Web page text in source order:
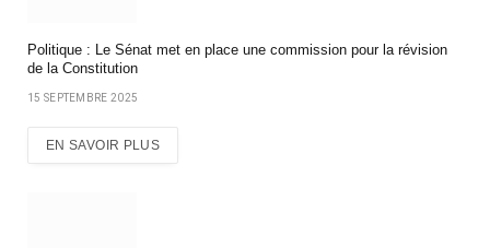
Politique : Le Sénat met en place une commission pour la révision
de la Constitution
15 SEPTEMBRE 2025
EN SAVOIR PLUS